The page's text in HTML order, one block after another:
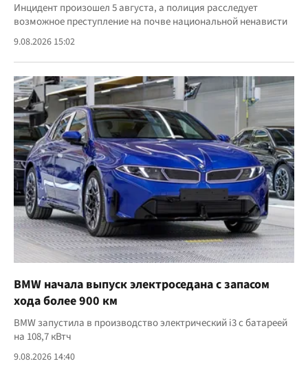
Инцидент произошел 5 августа, а полиция расследует
возможное преступление на почве национальной ненависти
9.08.2026 15:02
BMW начала выпуск электроседана с запасом
хода более 900 км
BMW запустила в производство электрический i3 с батареей
на 108,7 кВтч
9.08.2026 14:40